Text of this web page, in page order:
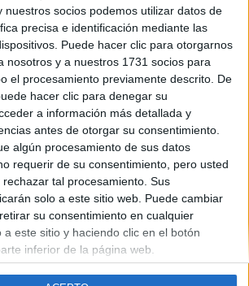
nuestros socios podemos utilizar datos de
precisa e identificación mediante las
Puede hacer clic para otorgarnos
nosotros y a nuestros 1731 socios para
el procesamiento previamente descrito. De
hacer clic para denegar su
a información más detallada y
antes de otorgar su consentimiento.
algún procesamiento de sus datos
requerir de su consentimiento, pero usted
tal procesamiento. Sus
solo a este sitio web. Puede cambiar
su consentimiento en cualquier
a este sitio y haciendo clic en el botón
inferior de la página web.
León 47, 28006 Madrid
2767
de contratación